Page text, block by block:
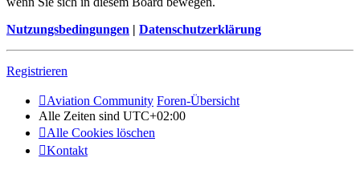
Nutzungsbedingungen | Datenschutzerklärung
Registrieren
Aviation Community Foren-Übersicht
Alle Zeiten sind UTC+02:00
Alle Cookies löschen
Kontakt